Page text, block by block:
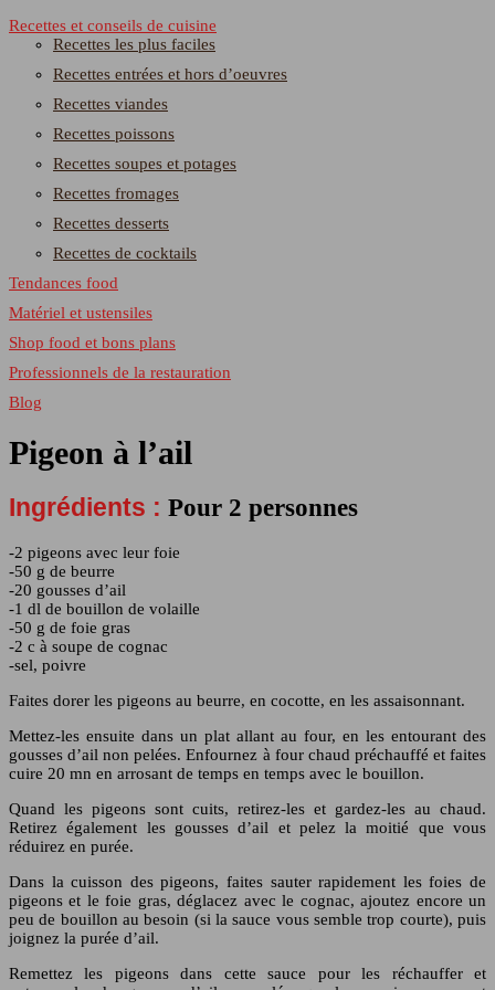
Recettes et conseils de cuisine
Recettes les plus faciles
Recettes entrées et hors d’oeuvres
Recettes viandes
Recettes poissons
Recettes soupes et potages
Recettes fromages
Recettes desserts
Recettes de cocktails
Tendances food
Matériel et ustensiles
Shop food et bons plans
Professionnels de la restauration
Blog
Pigeon à l’ail
Ingrédients : Pour 2 personnes
-2 pigeons avec leur foie
-50 g de beurre
-20 gousses d’ail
-1 dl de bouillon de volaille
-50 g de foie gras
-2 c à soupe de cognac
-sel, poivre
Faites dorer les pigeons au beurre, en cocotte, en les assaisonnant.
Mettez-les ensuite dans un plat allant au four, en les entourant des
gousses d’ail non pelées. Enfournez à four chaud préchauffé et faites
cuire 20 mn en arrosant de temps en temps avec le bouillon.
Quand les pigeons sont cuits, retirez-les et gardez-les au chaud.
Retirez également les gousses d’ail et pelez la moitié que vous
réduirez en purée.
Dans la cuisson des pigeons, faites sauter rapidement les foies de
pigeons et le foie gras, déglacez avec le cognac, ajoutez encore un
peu de bouillon au besoin (si la sauce vous semble trop courte), puis
joignez la purée d’ail.
Remettez les pigeons dans cette sauce pour les réchauffer et